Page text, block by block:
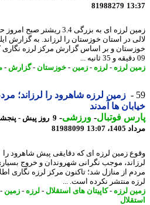
81988279
زمین لرزه ای به بزرگی 3.4 ریشتر صبح امروز
در استان خوزستان را لرزاند. به گزارش ایلنا از
لرزه - لرزه - زمین -خوزستان-گزارش -مرکز
زمین لرزه شاهرود را لرزاند؛ مردم
ها آمدند
فوتبال-ورزشی-
9 روز پیش - پنجشنبه 8
13:07
81988099
زمین لرزه ای که دقایقی پیش شاهرود را
موجب نگرانی شهروندان و خروج بسیاری از
از منازل شد؛ تاکنون مرکز لرزه نگاری
منتشر نکرده است. ...
لرزه - کاپیتان های استقلال-لرزه - زمین -